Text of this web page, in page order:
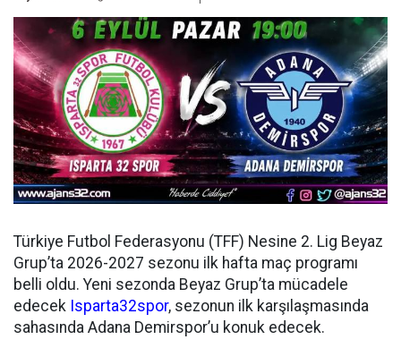
Türkiye Futbol Federasyonu (TFF) Nesine 2. Lig Beyaz
Grup’ta 2026-2027 sezonu ilk hafta maç programı
belli oldu. Yeni sezonda Beyaz Grup’ta mücadele
edecek Isparta32spor, sezonun ilk karşılaşmasında
sahasında Adana Demirspor’u konuk edecek.